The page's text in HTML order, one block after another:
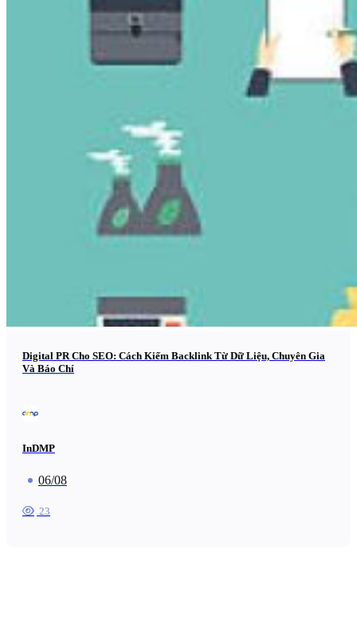
Digital PR Cho SEO: Cách Kiếm Backlink Từ Dữ Liệu, Chuyên Gia
Và Báo Chí
InDMP
06/08
23